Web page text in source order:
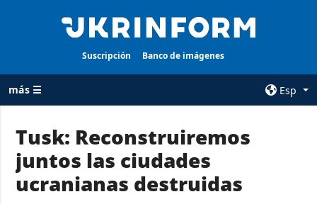
Suscripción Banco de imágenes
más ☰
Esp
TODAS LAS
CATEGORÍAS
Guerra
AGENCIA
sobre la agencia
Tusk: Reconstruiremos
juntos las ciudades
ucranianas destruidas